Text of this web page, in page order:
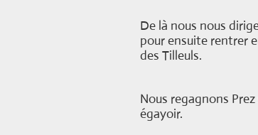
De là nous nous
pour ensuite rentrer
des Tilleuls.
Nous regagnons
égayoir.